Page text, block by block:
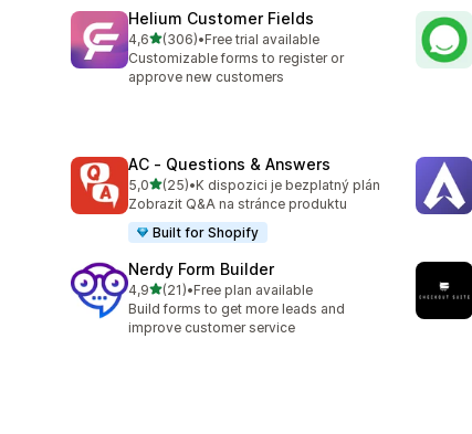
Helium Customer Fields
4,6z 5 hvězd
(306)
Celkový počet recenzí: 306
•Free trial available
Customizable forms to register or
approve new customers
AC ‑ Questions & Answers
5,0z 5 hvězd
(25)
Celkový počet recenzí: 25
•K dispozici je bezplatný plán
Zobrazit Q&A na stránce produktu
Built for Shopify
Nerdy Form Builder
4,9z 5 hvězd
(21)
Celkový počet recenzí: 21
•Free plan available
Build forms to get more leads and
improve customer service